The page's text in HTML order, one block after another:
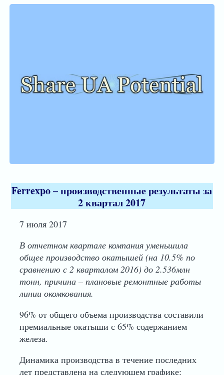
Ferrexpo – производственные результаты за
2 квартал 2017
7 июля 2017
В отчетном квартале компания уменьшила
общее производство окатышей (на 10.5% по
сравнению с 2 кварталом 2016) до 2.536млн
тонн, причина – плановые ремонтные работы
линии окомкования.
96% от общего объема производства составили
премиальные окатыши с 65% содержанием
железа.
Динамика производства в течение последних
лет представлена на следующем графике: